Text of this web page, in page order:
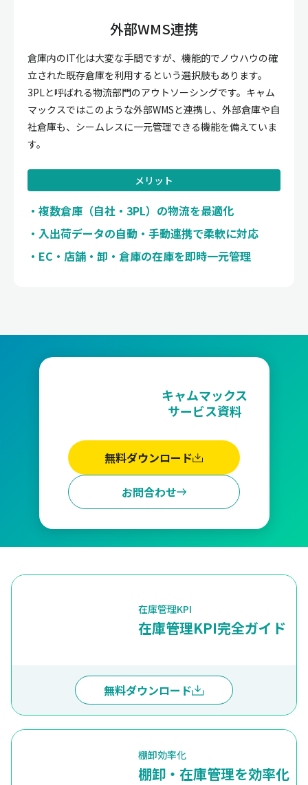
外部WMS連携
倉庫内のIT化は大変な手間ですが、機能的でノウハウの確
立された既存倉庫を利用するという選択肢もあります。
3PLと呼ばれる物流部門のアウトソーシングです。キャム
マックスではこのような外部WMSと連携し、外部倉庫や自
社倉庫も、シームレスに一元管理できる機能を備えていま
す。
メリット
複数倉庫（自社・3PL）の物流を最適化
入出荷データの自動・手動連携で柔軟に対応
EC・店舗・卸・倉庫の在庫を即時一元管理
キャムマックス
サービス資料
お問合わせ
無料ダウンロード
在庫管理KPI
在庫管理KPI完全ガイド
無料ダウンロード
棚卸効率化
棚卸・在庫管理を効率化